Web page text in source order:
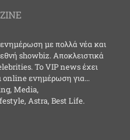
ενημέρωση με πολλά νέα και
showbiz. Αποκλειστικά
Το VIP news έχει
online ενημέρωση για…
Media,
Astra, Best Life.